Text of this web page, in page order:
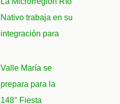
Nativo trabaja en su
integración para
Valle María se
prepara para la
148° Fiesta